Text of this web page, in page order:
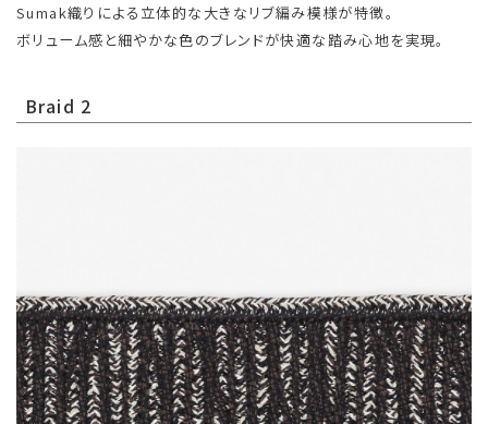
Sumak織りによる立体的な大きなリブ編み模様が特徴。
ボリューム感と細やかな色のブレンドが快適な踏み心地を実現。
Braid 2